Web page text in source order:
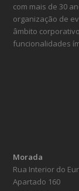
com mais de 30
organização de
âmbito
funcionalidades
Morada
Rua Interior do
Apartado 160